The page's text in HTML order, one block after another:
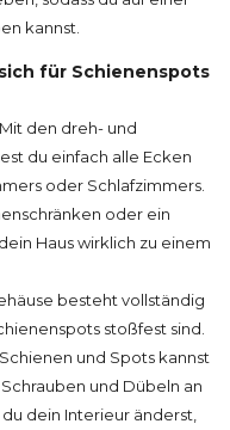
kannst.
für Schienenspots
den dreh- und
du einfach alle Ecken
oder Schlafzimmers.
oder ein
Haus wirklich zu einem
besteht vollständig
stoßfest sind.
und Spots kannst
und Dübeln an
dein Interieur änderst,